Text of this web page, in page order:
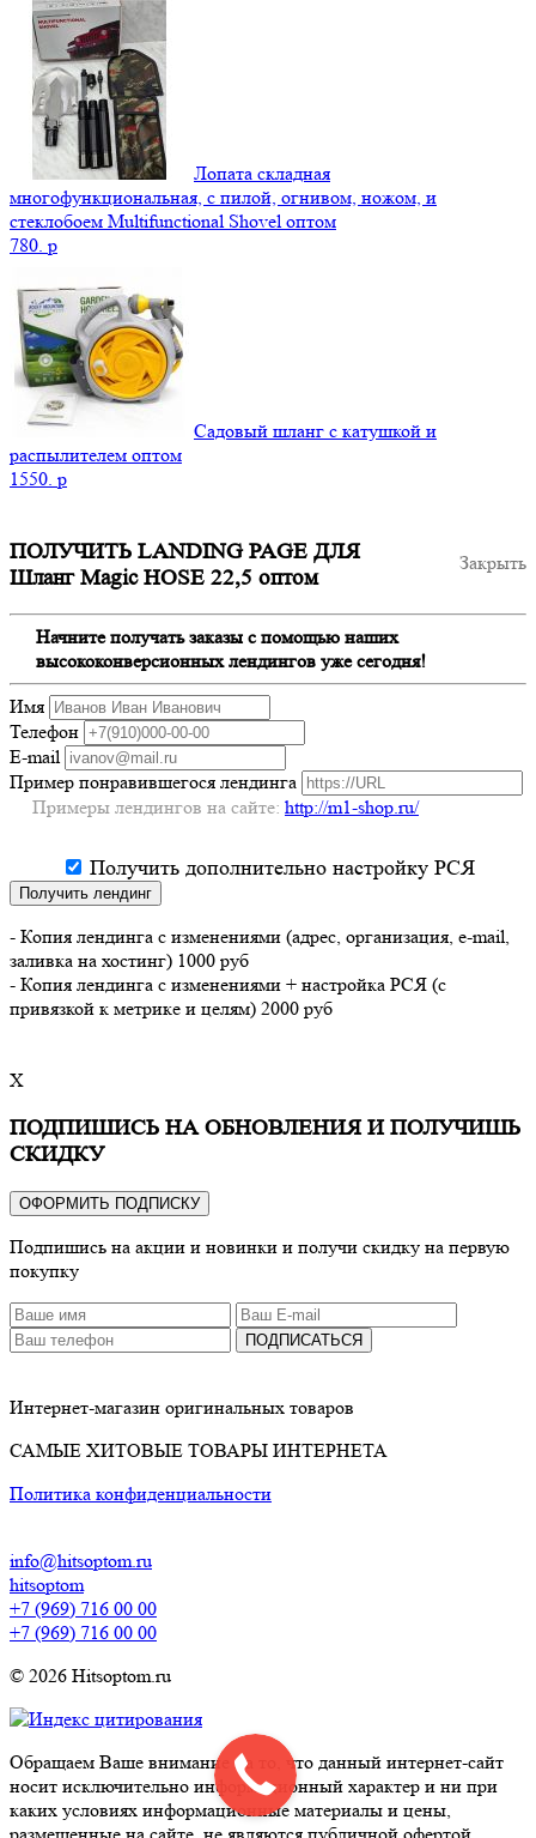
Лопата складная
многофункциональная, с пилой, огнивом, ножом, и
стеклобоем Multifunctional Shovel оптом
780. p
Садовый шланг с катушкой и
распылителем оптом
1550. p
Закрыть
ПОЛУЧИТЬ LANDING PAGE ДЛЯ
Шланг Magic HOSE 22,5 оптом
Начните получать заказы с помощью наших
высококонверсионных лендингов уже сегодня!
Имя
Телефон
E-mail
Пример понравившегося лендинга
Примеры лендингов на сайте: http://m1-shop.ru/
Получить дополнительно настройку РСЯ
Получить лендинг
- Копия лендинга с изменениями (адрес, организация, e-mail,
заливка на хостинг) 1000 руб
- Копия лендинга с изменениями + настройка РСЯ (с
привязкой к метрике и целям) 2000 руб
X
ПОДПИШИСЬ НА ОБНОВЛЕНИЯ И ПОЛУЧИШЬ
СКИДКУ
ОФОРМИТЬ ПОДПИСКУ
Подпишись на акции и новинки и получи скидку на первую
покупку
ПОДПИСАТЬСЯ
Интернет-магазин оригинальных товаров
САМЫЕ ХИТОВЫЕ ТОВАРЫ ИНТЕРНЕТА
Политика конфиденциальности
info@hitsoptom.ru
hitsoptom
+7 (969) 716 00 00
+7 (969) 716 00 00
© 2026 Hitsoptom.ru
Обращаем Ваше внимание на то, что данный интернет-сайт
носит исключительно информационный характер и ни при
каких условиях информационные материалы и цены,
размещенные на сайте, не являются публичной офертой,